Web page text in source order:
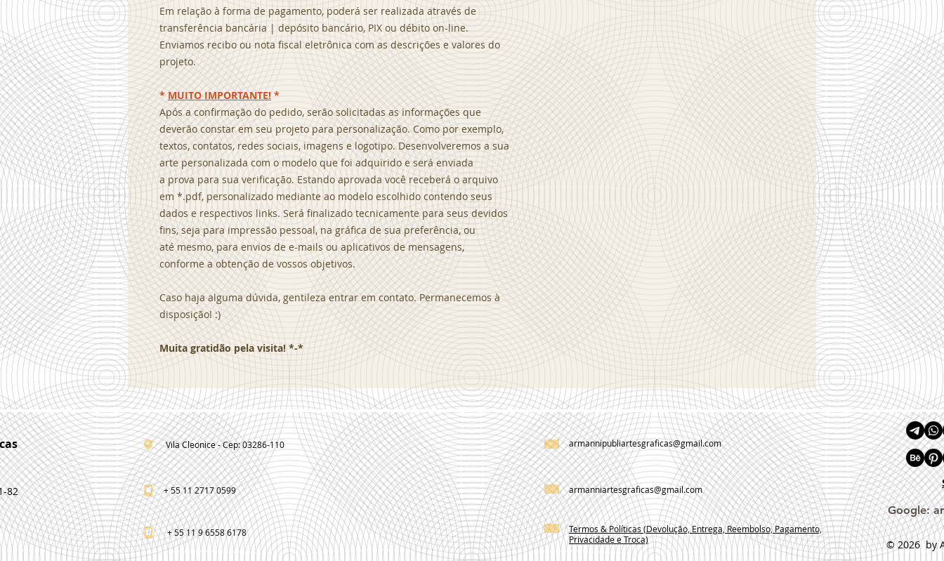
Em relação à forma de pagamento, poderá ser realizada através de
transferência bancária | depósito bancário, PIX ou débito on-line.
Enviamos recibo ou nota fiscal eletrônica com as descrições e valores do
projeto.
*MUITO IMPORTANTE! *
Após a confirmação do pedido, serão solicitadas as informações que
deverão constar em seu projeto para personalização. Como por exemplo,
textos, contatos, redes sociais, imagens e logotipo. Desenvolveremos a sua
arte personalizada com o modelo que foi adquirido e será enviada
a prova para sua verificação. Estando aprovada você receberá o arquivo
em *.pdf, personalizado mediante ao modelo escolhido contendo seus
dados e respectivos links. Será finalizado tecnicamente para seus devidos
fins, seja para impressão pessoal, na gráfica de sua preferência, ou
até mesmo, para envios de e-mails ou aplicativos de mensagens,
conforme a obtenção de vossos objetivos.
Caso haja alguma dúvida, gentileza entrar em contato. Permanecemos à
disposição! :)
Muita gratidão pela visita! *-*
82
Vila Cleonice - Cep: 03286-110
+ 55 11 2717 0599
armannipubliartesgraficas@gmail.com
armanniartesgraficas@gmail.com
Google:
+ 55 11 9 6558 6178
Termos & Políticas (Devolução, Entrega, Reembolso, Pagamento,
Privacidade e Troca)
© 2026by